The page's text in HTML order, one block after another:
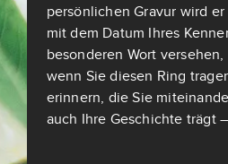
persönlichen Gravur wird
mit dem Datum Ihres
besonderen Wort
wenn Sie diesen Ring
erinnern, die Sie
auch Ihre Geschichte trägt